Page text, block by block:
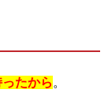
たから 。